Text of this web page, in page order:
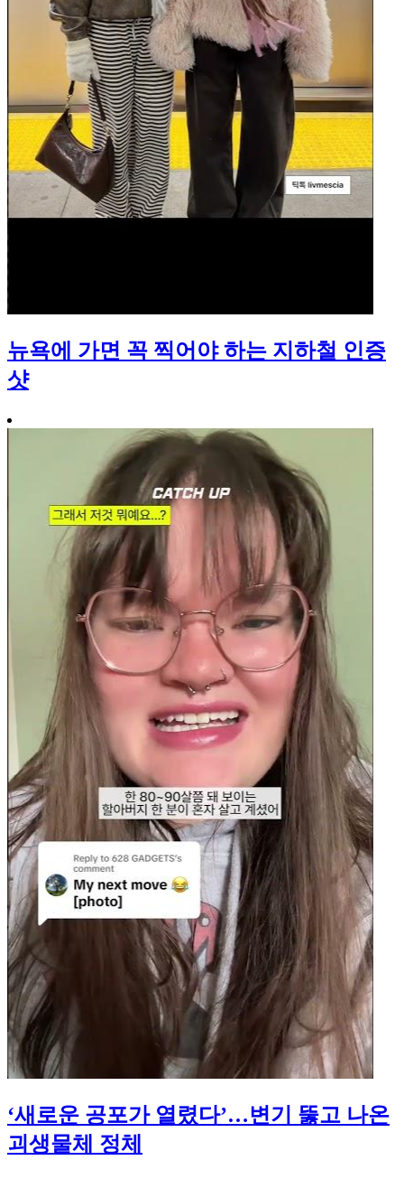
뉴욕에 가면 꼭 찍어야 하는 지하철 인증
샷
‘새로운 공포가 열렸다’…변기 뚫고 나온
괴생물체 정체